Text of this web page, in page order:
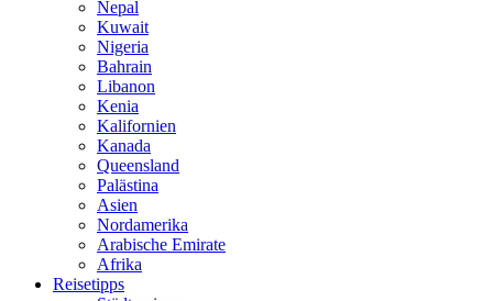
Nepal
Kuwait
Nigeria
Bahrain
Libanon
Kenia
Kalifornien
Kanada
Queensland
Palästina
Asien
Nordamerika
Arabische Emirate
Afrika
Reisetipps